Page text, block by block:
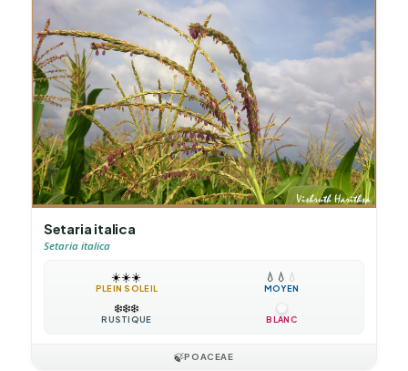
Setaria italica
Setaria italica
☀️☀️☀️
PLEIN SOLEIL
💧 💧 💧
MOYEN
❄️❄️❄️
RUSTIQUE BLANC
🍃POACEAE